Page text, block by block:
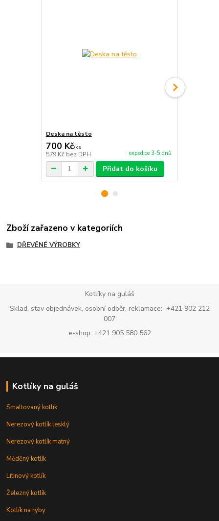
Deska na těsto
700 Kč/ks
579 Kč bez DPH expedice 3-5 dnů
Přidat do košíku
Zboží zařazeno v kategoriích
DŘEVĚNÉ VÝROBKY
Kotlíky na guláš
Sklad, stav objednávek, osobní odběr, reklamace: +421 902 212
007
e-shop: +421 905 580 562
Kotlíky na guláš
Smaltovaný kotlík
Nerezový kotlík lesklý
Nerezový kotlík matný
Měděný kotlík
Litinový kotlík
Železný kotlík
Kotlík na ryby